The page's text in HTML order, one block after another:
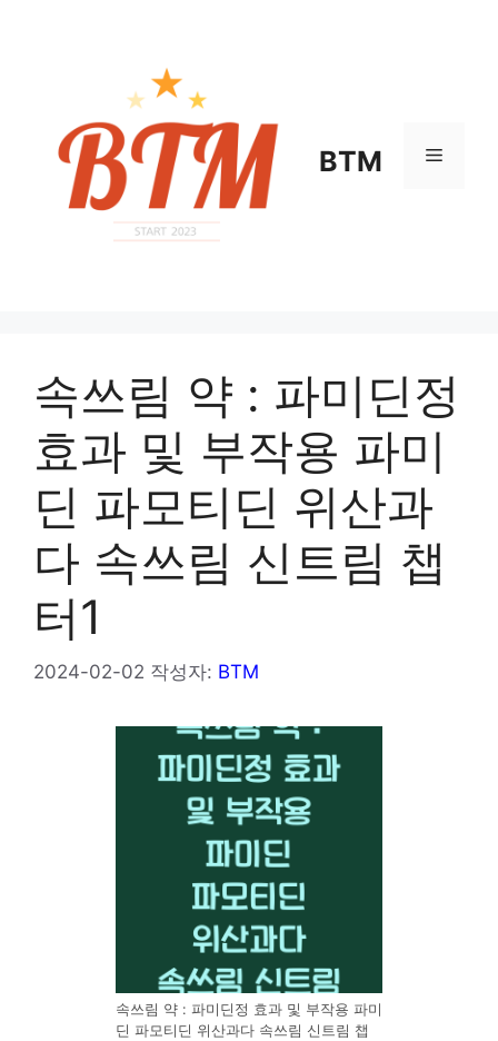
BTM 메
속쓰림 약 : 파미딘정
효과 및 부작용 파미
딘 파모티딘 위산과
다 속쓰림 신트림 챕
터1
2024-02-02 작성자: BTM
속쓰림 약 : 파미딘정 효과 및 부작용 파미
딘 파모티딘 위산과다 속쓰림 신트림 챕